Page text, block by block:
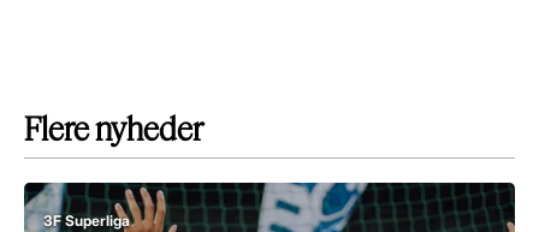
Flere nyheder
3F Superliga